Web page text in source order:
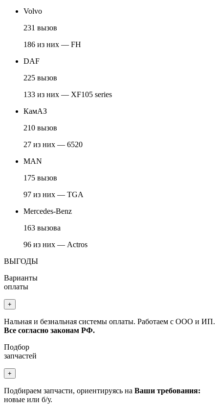
Volvo
231 вызов
186 из них — FH
DAF
225 вызов
133 из них — XF105 series
КамАЗ
210 вызов
27 из них — 6520
MAN
175 вызов
97 из них — TGA
Mercedes-Benz
163 вызова
96 из них — Actros
ВЫГОДЫ
Варианты
оплаты
+
Нальная и безнальная системы оплаты. Работаем с ООО и ИП.
Все согласно законам РФ.
Подбор
запчастей
+
Подбираем запчасти, ориентируясь на Ваши требования:
новые или б/у.